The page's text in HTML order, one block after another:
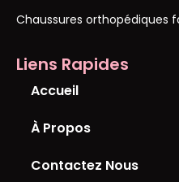
Chaussures orthopédiques
Liens Rapides
Accueil
À Propos
Contactez Nous